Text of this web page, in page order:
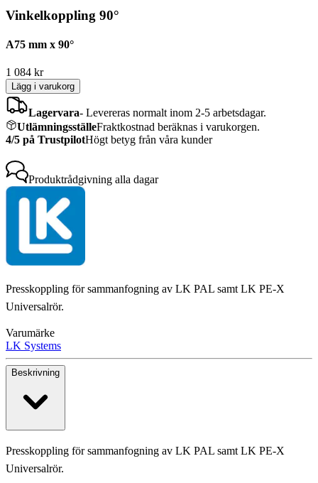
Vinkelkoppling 90°
A75 mm x 90°
1 084 kr
Lägg i varukorg
Lagervara- Levereras normalt inom 2-5 arbetsdagar.
UtlämningsställeFraktkostnad beräknas i varukorgen.
4/5 på TrustpilotHögt betyg från våra kunder
Produktrådgivning alla dagar
Presskoppling för sammanfogning av LK PAL samt LK PE-X
Universalrör.
Varumärke
LK Systems
Beskrivning
Presskoppling för sammanfogning av LK PAL samt LK PE-X
Universalrör.